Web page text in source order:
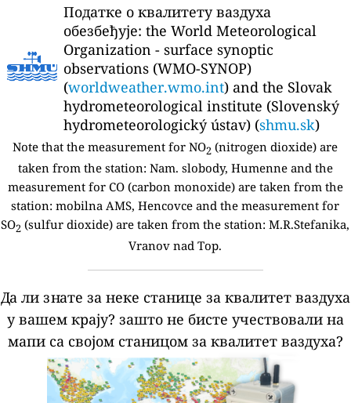
Податке о квалитету ваздуха
обезбеђује: the World Meteorological
Organization - surface synoptic
observations (WMO-SYNOP)
(worldweather.wmo.int) and the Slovak
hydrometeorological institute (Slovenský
hydrometeorologický ústav) (shmu.sk)
Note that the measurement for NO2 (nitrogen dioxide) are
taken from the station: Nam. slobody, Humenne and the
measurement for CO (carbon monoxide) are taken from the
station: mobilna AMS, Hencovce and the measurement for
SO2 (sulfur dioxide) are taken from the station: M.R.Stefanika,
Vranov nad Top.
Да ли знате за неке станице за квалитет ваздуха
у вашем крају? зашто не бисте учествовали на
мапи са својом станицом за квалитет ваздуха?